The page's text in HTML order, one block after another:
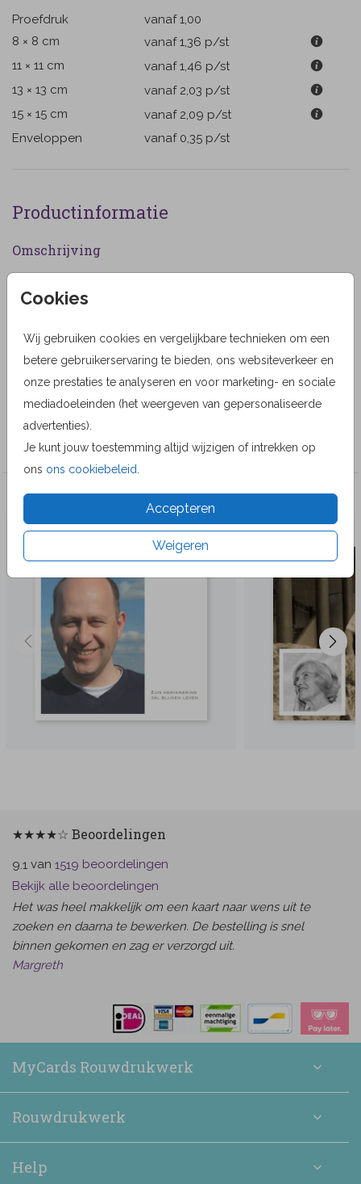
Cookies
Wij gebruiken cookies en vergelijkbare technieken om een
betere gebruikerservaring te bieden, ons websiteverkeer en
onze prestaties te analyseren en voor marketing- en sociale
mediadoeleinden (het weergeven van gepersonaliseerde
advertenties).
Je kunt jouw toestemming altijd wijzigen of intrekken op
ons ons cookiebeleid
Accepteren
Weigeren
Proefdruk
vanaf 1,00
8 × 8 cm
vanaf 1,36 p/st
11 × 11 cm
vanaf 1,46 p/st
13 × 13 cm
vanaf 2,03 p/st
15 × 15 cm
vanaf 2,09 p/st
Enveloppen
vanaf 0,35 p/st
Productinformatie
Omschrijving
met wit kader. De kleuren van de kaders en teksten zijn
Designer
MyCards Design
Collectie
MyCards
Veel gekozen producten
★★★★☆ Beoordelingen
9.1 van 1519 beoordelingen
Bekijk alle beoordelingen
Het was heel makkelijk om een kaart naar wens uit te
zoeken en daarna te bewerken. De bestelling is snel
binnen gekomen en zag er verzorgd uit.
Margreth
MyCards Rouwdrukwerk
Rouwdrukwerk
Help